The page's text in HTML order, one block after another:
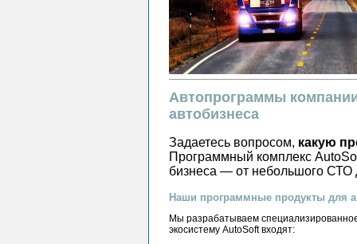
Автопрограммы
автобизнеса
Задаетесь вопросом, какую
Программный комплекс
бизнеса — от небольшого СТО
Наши программные продукты для
Мы разрабатываем
экосистему AutoSoft входят: